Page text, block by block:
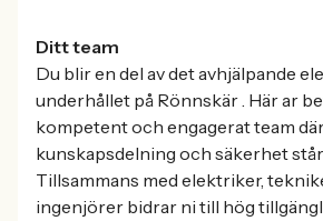
Ditt team
Du blir en del av det avhjälpande
underhållet på Rönnskär . Här ar
kompetent och engagerat team
kunskapsdelning och säkerhet
Tillsammans med elektriker,
ingenjörer bidrar ni till hög